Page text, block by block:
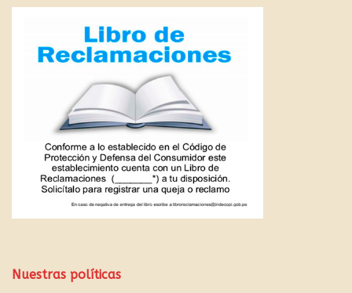
Nuestras políticas